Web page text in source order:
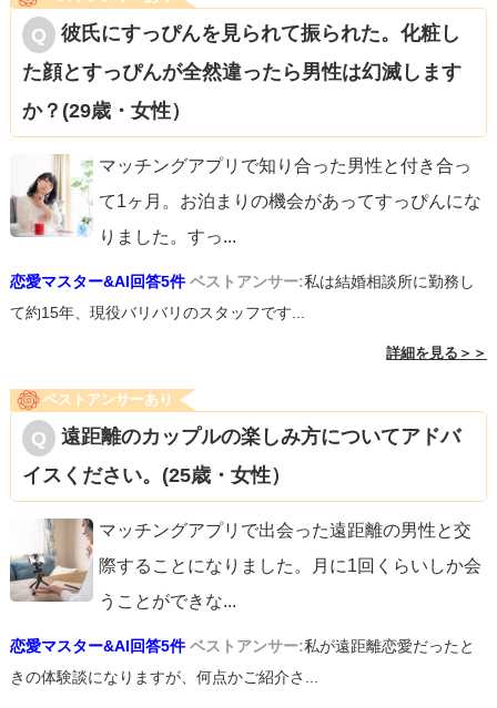
彼氏にすっぴんを見られて振られた。化粧し
た顔とすっぴんが全然違ったら男性は幻滅します
か？(29歳・女性）
マッチングアプリで知り合った男性と付き合っ
て1ヶ月。お泊まりの機会があってすっぴんにな
りました。すっ...
恋愛マスター&AI回答5件 ベストアンサー:私は結婚相談所に勤務し
て約15年、現役バリバリのスタッフです...
詳細を見る＞＞
ベストアンサーあり
遠距離のカップルの楽しみ方についてアドバ
イスください。(25歳・女性）
マッチングアプリで出会った遠距離の男性と交
際することになりました。月に1回くらいしか会
うことができな...
恋愛マスター&AI回答5件 ベストアンサー:私が遠距離恋愛だったと
きの体験談になりますが、何点かご紹介さ...